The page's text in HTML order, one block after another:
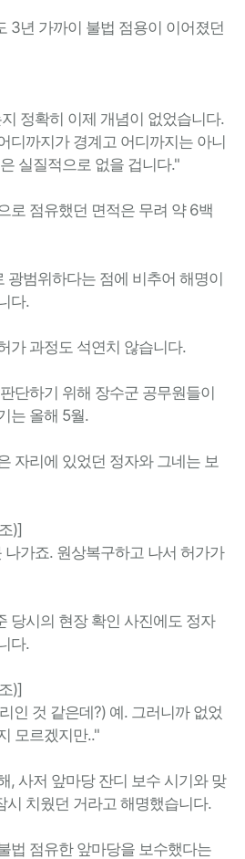
3년 가까이 불법 점용이 이어졌던
정확히 이제 개념이 없었습니다.
디까지가 경계고 어디까지는 아니
실질적으로 없을 겁니다."
로 점유했던 면적은 무려 약 6백
광범위하다는 점에 비추어 해명이
다.
가 과정도 석연치 않습니다.
단하기 위해 장수군 공무원들이
는 올해 5월.
자리에 있었던 정자와 그네는 보
)]
가죠. 원상복구하고 나서 허가가
당시의 현장 확인 사진에도 정자
다.
)]
인 것 같은데?) 예. 그러니까 없었
모르겠지만.."
, 사저 앞마당 잔디 보수 시기와 맞
시 치웠던 거라고 해명했습니다.
법 점유한 앞마당을 보수했다는